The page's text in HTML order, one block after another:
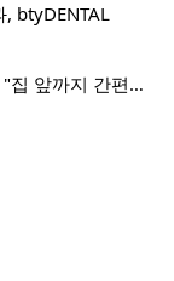
btyDENTAL
시애틀 프리미엄 사시미/구이용 생선/육류 "집 앞까지 간편하게" – 영오션샵닷컴